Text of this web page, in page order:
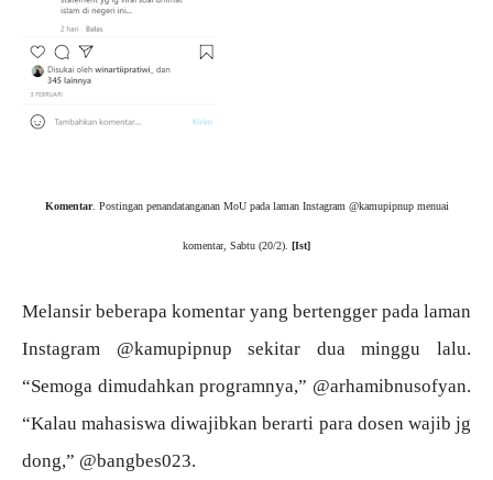
Komentar. Postingan penandatanganan MoU pada laman Instagram @kamupipnup menuai
komentar, Sabtu (20/2). [Ist]
Melansir beberapa komentar yang bertengger pada laman
Instagram @kamupipnup sekitar dua minggu lalu.
“Semoga dimudahkan programnya,” @arhamibnusofyan.
“Kalau mahasiswa diwajibkan berarti para dosen wajib jg
dong,” @bangbes023.